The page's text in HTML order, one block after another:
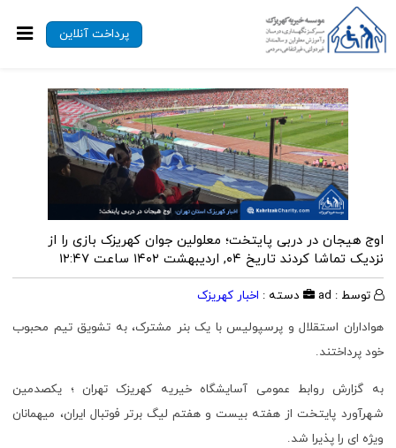
پرداخت آنلاین
اوج هیجان در دربی پایتخت؛ معلولین جوان کهریزک بازی را از
نزدیک تماشا کردندتاریخ ۰۴, اردیبهشت ۱۴۰۲ ساعت ۱۲:۴۷
توسط : ad دسته : اخبار کهریزک
هواداران استقلال و پرسپولیس با یک بنر مشترک، به تشویق تیم محبوب
خود پرداختند.
به گزارش روابط عمومی آسایشگاه خیریه کهریزک تهران ؛ یکصدمین
شهرآورد پایتخت از هفته بیست و هفتم لیگ برتر فوتبال ایران، میهمانان
ویژه ای را پذیرا شد.